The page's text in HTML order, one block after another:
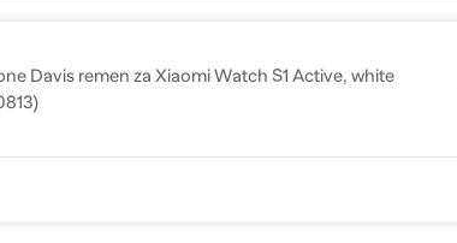
Davis remen za Xiaomi Watch S1 Active, white